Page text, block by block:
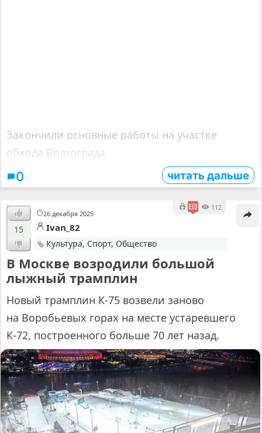
Закончили основные работы на участке
обхода Волгограда
0 читать дальше
26 декабря 2025
112
15 Ivan_82
Культура, Спорт, Общество
В Москве возродили большой
лыжный трамплин
Новый трамплин К-75 возвели заново
на Воробьевых горах на месте устаревшего
К-72, построенного больше 70 лет назад.